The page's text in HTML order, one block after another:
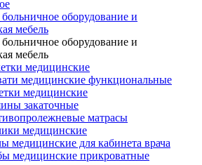
оборудование и
мебель
оборудование и
мебель
медицинские
медицинские функциональные
медицинские
закаточные
матрасы
медицинские
медицинские для кабинета врача
медицинские прикроватные